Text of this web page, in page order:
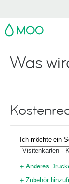
MOO
Was
Ich möchte ein
Anderes
Zubehör